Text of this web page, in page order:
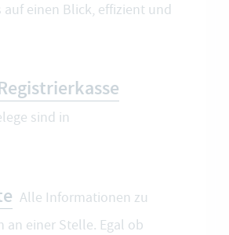
auf einen Blick, effizient und
sind in
Alle Informationen zu
an einer Stelle. Egal ob